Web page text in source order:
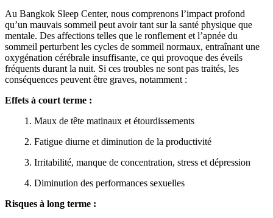
Au Bangkok Sleep Center, nous comprenons l’impact profond
qu’un mauvais sommeil peut avoir tant sur la santé physique que
mentale. Des affections telles que le ronflement et l’apnée du
sommeil perturbent les cycles de sommeil normaux, entraînant une
oxygénation cérébrale insuffisante, ce qui provoque des éveils
fréquents durant la nuit. Si ces troubles ne sont pas traités, les
conséquences peuvent être graves, notamment :
Effets à court terme :
1. Maux de tête matinaux et étourdissements
2. Fatigue diurne et diminution de la productivité
3. Irritabilité, manque de concentration, stress et dépression
4. Diminution des performances sexuelles
Risques à long terme :